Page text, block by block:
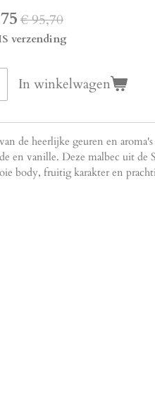
€ 95,70
verzending
In winkelwagen
de heerlijke geuren en
en vanille. Deze malbec uit de
body, fruitig karakter en